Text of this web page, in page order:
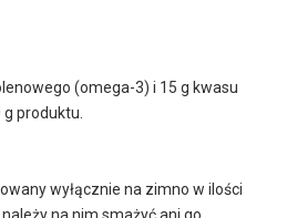
(omega-3) i 15 g kwasu
produktu.
wyłącznie na zimno w ilości